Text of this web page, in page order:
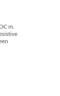
m.